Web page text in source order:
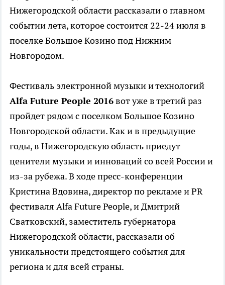
Нижегородской области рассказали о главном
событии лета, которое состоится 22-24 июля в
поселке Большое Козино под Нижним
Новгородом.
Фестиваль электронной музыки и технологий
Alfa Future People 2016вот уже в третий раз
пройдет рядом с поселком Большое Козино
Новгородской области. Как и в предыдущие
годы, в Нижегородскую область приедут
ценители музыки и инноваций со всей России и
из-за рубежа. В ходе пресс-конференции
Кристина Вдовина, директор по рекламе и PR
фестиваля Alfa Future People, и Дмитрий
Сватковский, заместитель губернатора
Нижегородской области, рассказали об
уникальности предстоящего события для
региона и для всей страны.